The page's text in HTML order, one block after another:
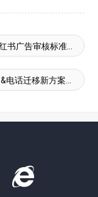
告审核标准介绍！
话迁移新方案通知